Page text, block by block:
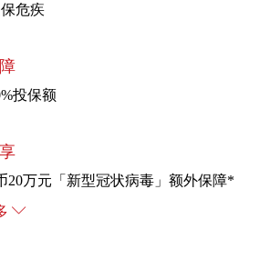
危疾
投保额
20万元「新型冠状病毒」额外保障*